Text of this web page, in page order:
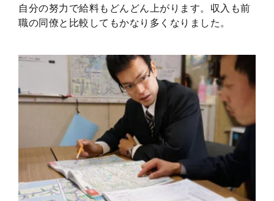
自分の努力で給料もどんどん上がります。収入も前
職の同僚と比較してもかなり多くなりました。